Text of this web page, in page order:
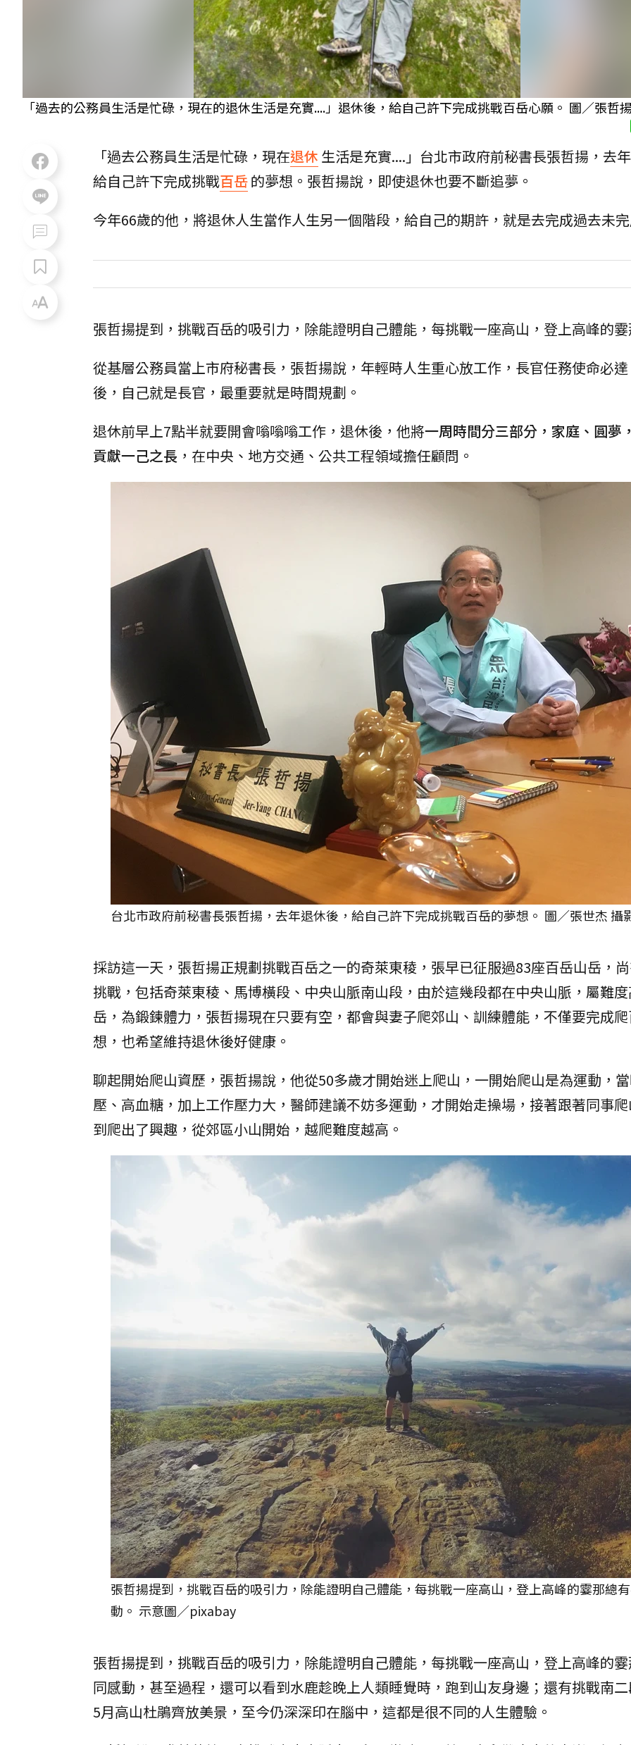
「過去的公務員生活是忙碌，現在的退休生活是充實....」退休後，給自己許下完成挑戰百岳心願。 圖／張哲
「過去公務員生活是忙碌，現在退休 生活是充實....」台北市政府前秘書長張哲揚，去
給自己許下完成挑戰百岳的夢想。張哲揚說，即使退休也要不斷追夢。
今年66歲的他，將退休人生當作人生另一個階段，給自己的期許，就是去完成過去未
張哲揚提到，挑戰百岳的吸引力，除能證明自己體能，每挑戰一座高山，登上高峰的
從基層公務員當上市府秘書長，張哲揚說，年輕時人生重心放工作，長官任務使命必
後，自己就是長官，最重要就是時間規劃。
退休前早上7點半就要開會嗡嗡嗡工作，退休後，他將一周時間分三部分，家庭、圓夢
貢獻一己之長 ，在中央、地方交通、公共工程領域擔任顧問。
台北市政府前秘書長張哲揚，去年退休後，給自己許下完成挑戰百岳的夢想。 圖／張世杰 攝
採訪這一天，張哲揚正規劃挑戰百岳之一的奇萊東稜，張早已征服過83座百岳山岳，
挑戰，包括奇萊東稜、馬博橫段、中央山脈南山段，由於這幾段都在中央山脈，屬難
岳，為鍛鍊體力，張哲揚現在只要有空，都會與妻子爬郊山、訓練體能，不僅要完成
想，也希望維持退休後好健康。
聊起開始爬山資歷，張哲揚說，他從50多歲才開始迷上爬山，一開始爬山是為運動，
壓、高血糖，加上工作壓力大，醫師建議不妨多運動，才開始走操場，接著跟著同事
到爬出了興趣，從郊區小山開始，越爬難度越高。
張哲揚提到，挑戰百岳的吸引力，除能證明自己體能，每挑戰一座高山，登上高峰的霎那總
動。 示意圖／pixabay
張哲揚提到，挑戰百岳的吸引力，除能證明自己體能，每挑戰一座高山，登上高峰的
同感動，甚至過程，還可以看到水鹿趁晚上人類睡覺時，跑到山友身邊；還有挑戰南
5月高山杜鵑齊放美景，至今仍深深印在腦中，這都是很不同的人生體驗。